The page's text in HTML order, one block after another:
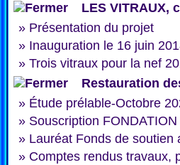
LES VITRAUX,
» Présentation du projet
» Inauguration le 16 juin
» Trois vitraux pour la nef
Restauration
» Étude prélable-Octobre
» Souscription
» Lauréat Fonds de soutien
» Comptes rendus travaux,